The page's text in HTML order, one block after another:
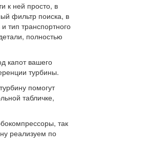
к ней просто, в
фильтр поиска, в
тип транспортного
полностью
капот вашего
турбины.
помогут
табличке,
так
реализуем по